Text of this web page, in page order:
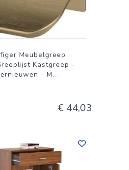
Meubelgreep
Kastgreep -
- M...
€ 44,03